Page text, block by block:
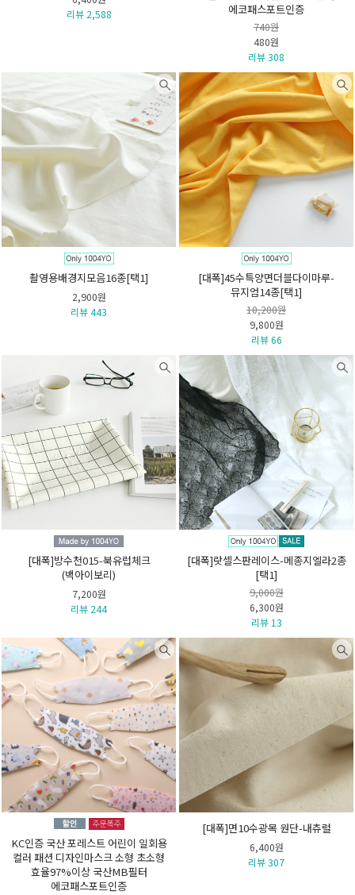
리뷰 2,588
에코패스포트인증
740원
480원
리뷰 308
촬영용배경지모음16종[택1]
2,900원
리뷰 443
[대폭]45수특양면더블다이마루-
뮤지엄14종[택1]
10,200원
9,800원
리뷰 66
[대폭]방수천015-북유럽체크
(백아이보리)
7,200원
리뷰 244
[대폭]랏셀스판레이스-메종지엘라2종
[택1]
9,000원
6,300원
리뷰 13
KC인증 국산 포레스트 어린이 일회용
컬러 패션 디자인마스크 소형 초소형
효율97%이상 국산MB필터
에코패스포트인증
[대폭]면10수광목 원단-내츄럴
6,400원
리뷰 307